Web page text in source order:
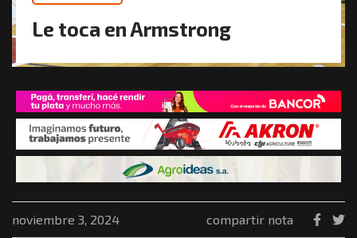
Le toca en Armstrong
noviembre 3, 2024 compartir nota